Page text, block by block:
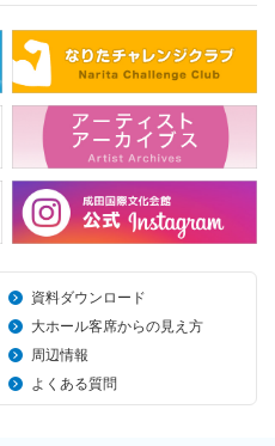
資料ダウンロード
大ホール客席からの見え方
周辺情報
よくある質問